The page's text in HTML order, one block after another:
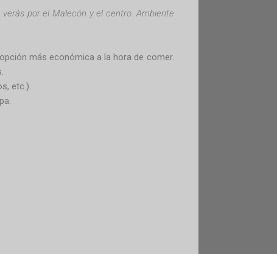
por el Malecón y el centro. Ambiente
más económica a la hora de comer.
etc.).